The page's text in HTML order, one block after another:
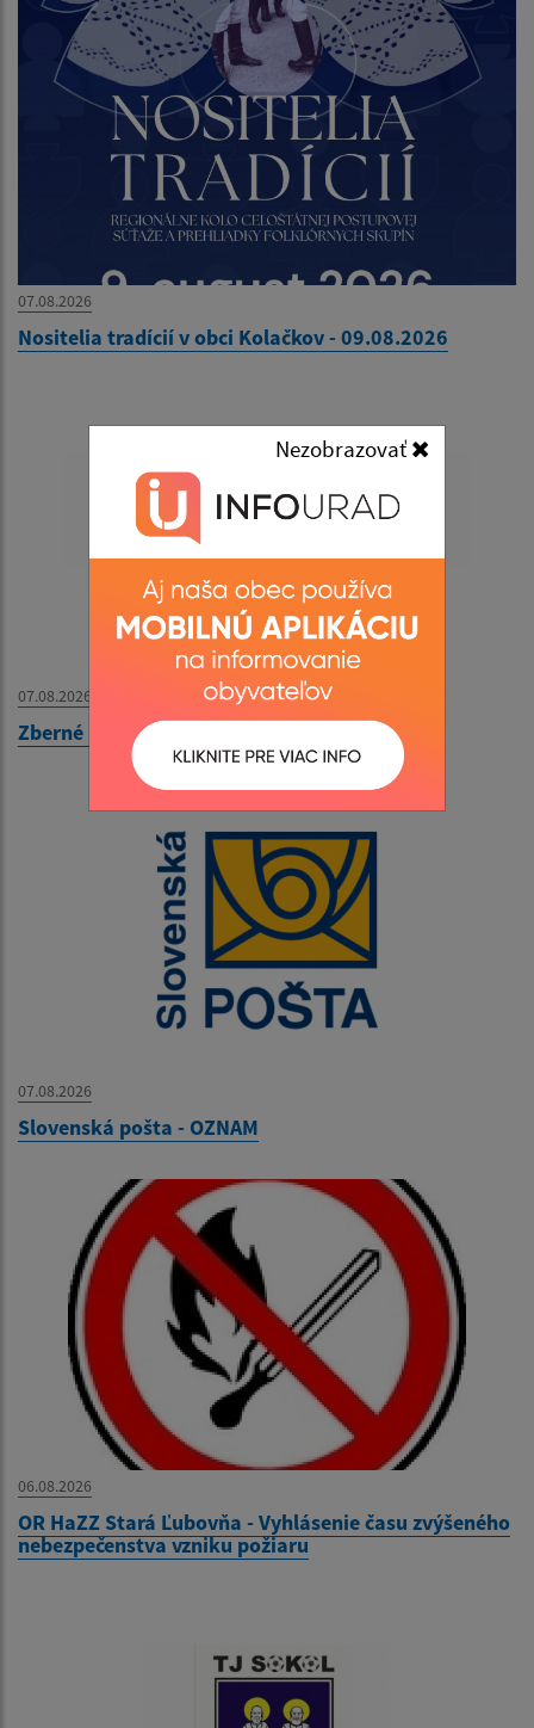
Nezobrazovať
07.08.2026
Nositelia tradícií v obci Kolačkov - 09.08.2026
07.08.2026
Zberné miesto - OZNAM
07.08.2026
Slovenská pošta - OZNAM
06.08.2026
OR HaZZ Stará Ľubovňa - Vyhlásenie času zvýšeného
nebezpečenstva vzniku požiaru